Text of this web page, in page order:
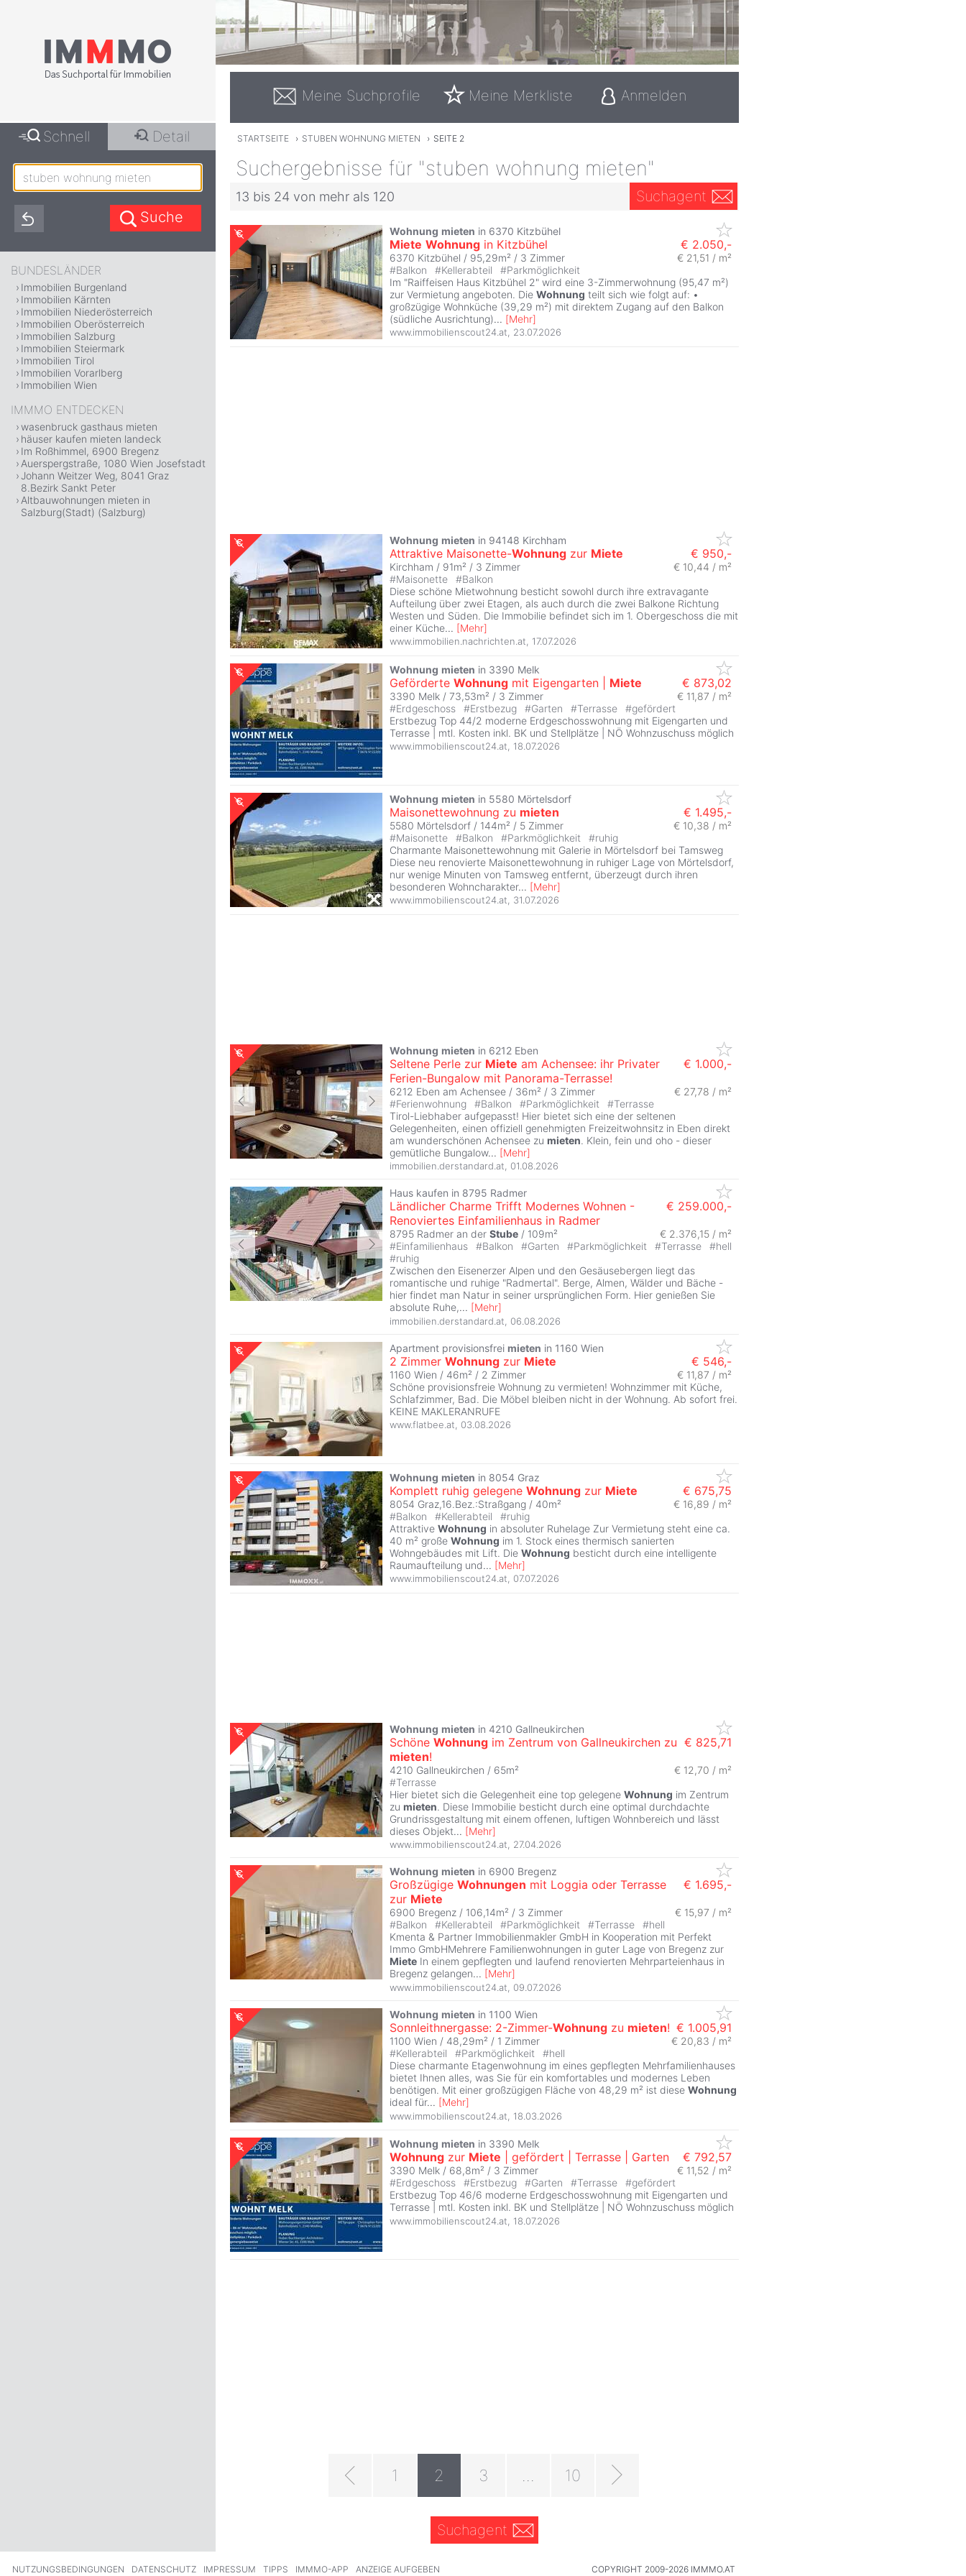
Meine Suchprofile Meine Merkliste Anmelden
STARTSEITE › STUBEN WOHNUNG MIETEN › SEITE 2
Suchergebnisse für "stuben wohnung mieten"
13 bis 24 von mehr als 120 Suchagent
Wohnung mieten in 6370 Kitzbühel
Miete Wohnung in Kitzbühel € 2.050,-
6370 Kitzbühel / 95,29m² / 3 Zimmer
€ 21,51 / m²
#Balkon #Kellerabteil #Parkmöglichkeit
Im "Raiffeisen Haus Kitzbühel 2" wird eine 3-Zimmerwohnung (95,47 m²)
zur Vermietung angeboten. Die Wohnung teilt sich wie folgt auf: •
großzügige Wohnküche (39,29 m²) mit direktem Zugang auf den Balkon
(südliche Ausrichtung)... [Mehr]
www.immobilienscout24.at 23.07.2026
Wohnung mieten in 94148 Kirchham
Attraktive Maisonette-Wohnung zur Miete € 950,-
Kirchham / 91m² / 3 Zimmer
€ 10,44 / m²
#Maisonette #Balkon
Diese schöne Mietwohnung besticht sowohl durch ihre extravagante
Aufteilung über zwei Etagen, als auch durch die zwei Balkone Richtung
Westen und Süden. Die Immobilie befindet sich im 1. Obergeschoss die mit
einer Küche... [Mehr]
www.immobilien.nachrichten.at 17.07.2026
Wohnung mieten in 3390 Melk
Geförderte Wohnung mit Eigengarten | Miete € 873,02
3390 Melk / 73,53m² / 3 Zimmer
€ 11,87 / m²
#Erdgeschoss #Erstbezug #Garten #Terrasse #gefördert
Erstbezug Top 44/2 moderne Erdgeschosswohnung mit Eigengarten und
Terrasse | mtl. Kosten inkl. BK und Stellplätze | NÖ Wohnzuschuss möglich
www.immobilienscout24.at 18.07.2026
Wohnung mieten in 5580 Mörtelsdorf
Maisonettewohnung zu mieten € 1.495,-
5580 Mörtelsdorf / 144m² / 5 Zimmer
€ 10,38 / m²
#Maisonette #Balkon #Parkmöglichkeit #ruhig
Charmante Maisonettewohnung mit Galerie in Mörtelsdorf bei Tamsweg
Diese neu renovierte Maisonettewohnung in ruhiger Lage von Mörtelsdorf,
nur wenige Minuten von Tamsweg entfernt, überzeugt durch ihren
besonderen Wohncharakter... [Mehr]
www.immobilienscout24.at 31.07.2026
Wohnung mieten in 6212 Eben
Seltene Perle zur Miete am Achensee: ihr Privater
Ferien-Bungalow mit Panorama-Terrasse!
€ 1.000,-
6212 Eben am Achensee / 36m² / 3 Zimmer € 27,78 / m²
#Ferienwohnung #Balkon #Parkmöglichkeit #Terrasse
Tirol-Liebhaber aufgepasst! Hier bietet sich eine der seltenen
Gelegenheiten, einen offiziell genehmigten Freizeitwohnsitz in Eben direkt
am wunderschönen Achensee zu mieten. Klein, fein und oho - dieser
gemütliche Bungalow... [Mehr]
immobilien.derstandard.at 01.08.2026
Haus kaufen in 8795 Radmer
Ländlicher Charme Trifft Modernes Wohnen -
Renoviertes Einfamilienhaus in Radmer
€ 259.000,-
8795 Radmer an der Stube / 109m² € 2.376,15 / m²
#Einfamilienhaus #Balkon #Garten #Parkmöglichkeit #Terrasse #hell
#ruhig
Zwischen den Eisenerzer Alpen und den Gesäusebergen liegt das
romantische und ruhige "Radmertal". Berge, Almen, Wälder und Bäche -
hier findet man Natur in seiner ursprünglichen Form. Hier genießen Sie
absolute Ruhe,... [Mehr]
immobilien.derstandard.at 06.08.2026
Apartment provisionsfrei mieten in 1160 Wien
2 Zimmer Wohnung zur Miete € 546,-
1160 Wien / 46m² / 2 Zimmer
€ 11,87 / m²
Schöne provisionsfreie Wohnung zu vermieten! Wohnzimmer mit Küche,
Schlafzimmer, Bad. Die Möbel bleiben nicht in der Wohnung. Ab sofort frei.
KEINE MAKLERANRUFE
www.flatbee.at, 03.08.2026
Wohnung mieten in 8054 Graz
Komplett ruhig gelegene Wohnung zur Miete € 675,75
8054 Graz,16.Bez.:Straßgang / 40m²
€ 16,89 / m²
#Balkon #Kellerabteil #ruhig
Attraktive Wohnung in absoluter Ruhelage Zur Vermietung steht eine ca.
40 m² große Wohnung im 1. Stock eines thermisch sanierten
Wohngebäudes mit Lift. Die Wohnung besticht durch eine intelligente
Raumaufteilung und... [Mehr]
www.immobilienscout24.at, 07.07.2026
Wohnung mieten in 4210 Gallneukirchen
Schöne Wohnung im Zentrum von Gallneukirchen zu
mieten!
€ 825,71
4210 Gallneukirchen / 65m²
€ 12,70 / m²
#Terrasse
Hier bietet sich die Gelegenheit eine top gelegene Wohnung im Zentrum
zu mieten. Diese Immobilie besticht durch eine optimal durchdachte
Grundrissgestaltung mit einem offenen, luftigen Wohnbereich und lässt
dieses Objekt... [Mehr]
www.immobilienscout24.at, 27.04.2026
Wohnung mieten in 6900 Bregenz
Großzügige Wohnungen mit Loggia oder Terrasse
zur Miete
€ 1.695,-
6900 Bregenz / 106,14m² / 3 Zimmer
€ 15,97 / m²
#Balkon #Kellerabteil #Parkmöglichkeit #Terrasse #hell
Kmenta & Partner Immobilienmakler GmbH in Kooperation mit Perfekt
Immo GmbHMehrere Familienwohnungen in guter Lage von Bregenz zur
Miete In einem gepflegten und laufend renovierten Mehrparteienhaus in
Bregenz gelangen... [Mehr]
www.immobilienscout24.at 09.07.2026
Wohnung mieten in 1100 Wien
Sonnleithnergasse: 2-Zimmer-Wohnung zu mieten! € 1.005,91
1100 Wien / 48,29m² / 1 Zimmer
€ 20,83 / m²
#Kellerabteil #Parkmöglichkeit #hell
Diese charmante Etagenwohnung im eines gepflegten Mehrfamilienhauses
bietet Ihnen alles, was Sie für ein komfortables und modernes Leben
benötigen. Mit einer großzügigen Fläche von 48,29 m² ist diese Wohnung
ideal für... [Mehr]
www.immobilienscout24.at 18.03.2026
Wohnung mieten in 3390 Melk
Wohnung zur Miete | gefördert | Terrasse | Garten € 792,57
3390 Melk / 68,8m² / 3 Zimmer
€ 11,52 / m²
#Erdgeschoss #Erstbezug #Garten #Terrasse #gefördert
Erstbezug Top 46/6 moderne Erdgeschosswohnung mit Eigengarten und
Terrasse | mtl. Kosten inkl. BK und Stellplätze | NÖ Wohnzuschuss möglich
www.immobilienscout24.at 18.07.2026
1 2 3 10
Suchagent
Schnell Detail
BUNDESLÄNDER
Immobilien Burgenland
Immobilien Kärnten
Immobilien Niederösterreich
Immobilien Oberösterreich
Immobilien Salzburg
Immobilien Steiermark
Immobilien Tirol
Immobilien Vorarlberg
Immobilien Wien
IMMMO ENTDECKEN
wasenbruck gasthaus mieten
häuser kaufen mieten landeck
Im Roßhimmel, 6900 Bregenz
Auerspergstraße, 1080 Wien Josefstadt
Johann Weitzer Weg, 8041 Graz
8.Bezirk Sankt Peter
Altbauwohnungen mieten in
Salzburg(Stadt) (Salzburg)
NUTZUNGSBEDINGUNGEN DATENSCHUTZ IMPRESSUM TIPPS IMMMO-APP ANZEIGE AUFGEBEN COPYRIGHT 2009-2026 IMMMO.AT